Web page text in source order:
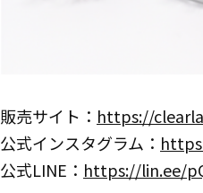
販売サイト： https://
公式インスタグラム：
公式LINE： https://lin.ee/